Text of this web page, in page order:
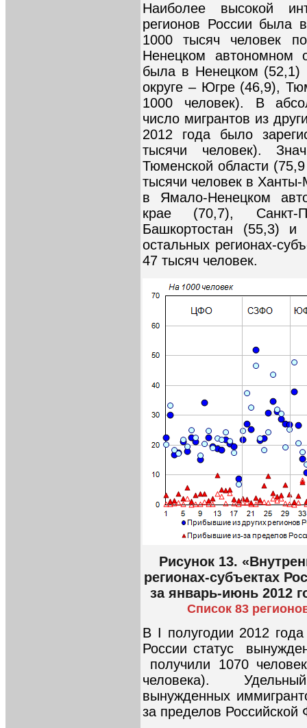
Наиболее высокой
регионов России была
1000 тысяч человек
Ненецком автономном
была в Ненецком (52,1)
округе – Югре (46,9),
1000 человек). В
число мигрантов из
2012 года было
тысячи человек).
Тюменской области
тысячи человек в
в Ямало-Ненецком
крае (70,7), Санкт-
Башкортостан (55,3)
остальных регионах-
47 тысяч человек.
Рисунок 13.
регионах-субъектах
за январь-июнь 2012
Список 83
В I полугодии 2012
России статус
получили 1070
человека).
вынужденных
за пределов